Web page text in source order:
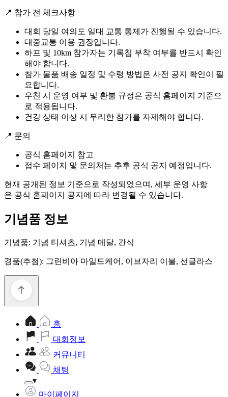
📍 참가 전 체크사항
대회 당일 여의도 일대 교통 통제가 진행될 수 있습니다.
대중교통 이용 권장입니다.
하프 및 10km 참가자는 기록칩 부착 여부를 반드시 확인
해야 합니다.
참가 물품 배송 일정 및 수령 방법은 사전 공지 확인이 필
요합니다.
우천 시 운영 여부 및 환불 규정은 공식 홈페이지 기준으
로 적용됩니다.
건강 상태 이상 시 무리한 참가를 자제해야 합니다.
📍 문의
공식 홈페이지 참고
접수 페이지 및 문의처는 추후 공식 공지 예정입니다.
현재 공개된 정보 기준으로 작성되었으며, 세부 운영 사항
은 공식 홈페이지 공지에 따라 변경될 수 있습니다.
기념품 정보
기념품: 기념 티셔츠, 기념 메달, 간식
경품(추첨): 그린비아 마일드케어, 이브자리 이불, 선글라스
홈
대회정보
커뮤니티
채팅
마이페이지